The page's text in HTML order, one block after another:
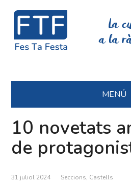
La
a la
MENÚ
10 novetats
de
31 juliol 2024 Seccions, Castells